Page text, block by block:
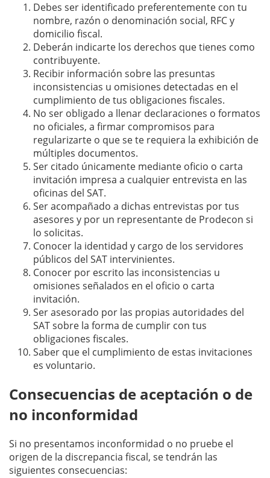
Debes ser identificado preferentemente con tu
nombre, razón o denominación social, RFC y
domicilio fiscal.
Deberán indicarte los derechos que tienes como
contribuyente.
Recibir información sobre las presuntas
inconsistencias u omisiones detectadas en el
cumplimiento de tus obligaciones fiscales.
No ser obligado a llenar declaraciones o formatos
no oficiales, a firmar compromisos para
regularizarte o que se te requiera la exhibición de
múltiples documentos.
Ser citado únicamente mediante oficio o carta
invitación impresa a cualquier entrevista en las
oficinas del SAT.
Ser acompañado a dichas entrevistas por tus
asesores y por un representante de Prodecon si
lo solicitas.
Conocer la identidad y cargo de los servidores
públicos del SAT intervinientes.
Conocer por escrito las inconsistencias u
omisiones señalados en el oficio o carta
invitación.
Ser asesorado por las propias autoridades del
SAT sobre la forma de cumplir con tus
obligaciones fiscales.
Saber que el cumplimiento de estas invitaciones
es voluntario.
Consecuencias de aceptación o de
no inconformidad
Si no presentamos inconformidad o no pruebe el
origen de la discrepancia fiscal, se tendrán las
siguientes consecuencias: